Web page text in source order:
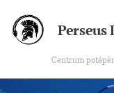
Perseus
Centrum potápění